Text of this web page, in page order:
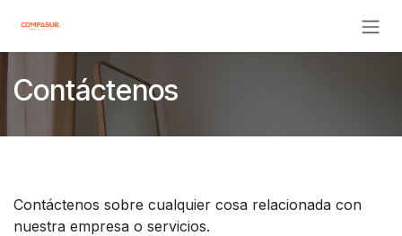
Contáctenos
Contáctenos sobre cualquier cosa relacionada con
nuestra empresa o servicios.